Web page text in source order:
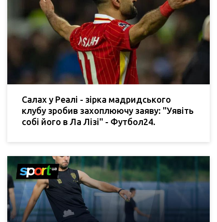
Салах у Реалі - зірка мадридського
клубу зробив захоплюючу заяву: "Уявіть
собі його в Ла Лізі" - Футбол24.